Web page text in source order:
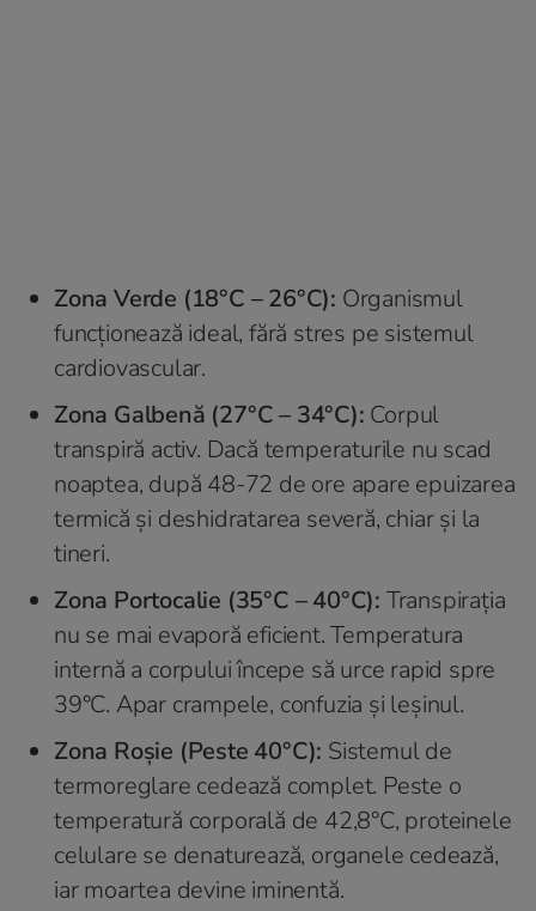
Zona Verde (18°C – 26°C): Organismul
funcționează ideal, fără stres pe sistemul
cardiovascular.
Zona Galbenă (27°C – 34°C): Corpul
transpiră activ. Dacă temperaturile nu scad
noaptea, după 48-72 de ore apare epuizarea
termică și deshidratarea severă, chiar și la
tineri.
Zona Portocalie (35°C – 40°C): Transpirația
nu se mai evaporă eficient. Temperatura
internă a corpului începe să urce rapid spre
39°C. Apar crampele, confuzia și leșinul.
Zona Roșie (Peste 40°C): Sistemul de
termoreglare cedează complet. Peste o
temperatură corporală de 42,8°C, proteinele
celulare se denaturează, organele cedează,
iar moartea devine iminentă.